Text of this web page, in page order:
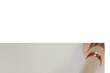
8/10/26